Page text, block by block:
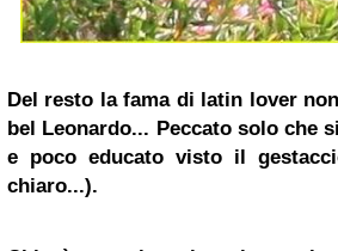
Del resto la fama di latin lover
bel Leonardo... Peccato solo che
e poco educato visto il
chiaro...).